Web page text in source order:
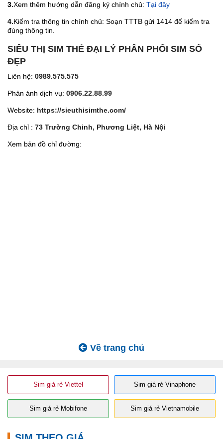
3.Xem thêm hướng dẫn đăng ký chính chủ: Tại đây
4.Kiểm tra thông tin chính chủ: Soạn TTTB gửi 1414 để kiểm tra
đúng thông tin.
SIÊU THỊ SIM THẺ ĐẠI LÝ PHÂN PHỐI SIM SỐ
ĐẸP
Liên hệ: 0989.575.575
Phản ánh dịch vụ: 0906.22.88.99
Website: https://sieuthisimthe.com/
Địa chỉ : 73 Trường Chinh, Phương Liệt, Hà Nội
Xem bản đồ chỉ đường:
Về trang chủ
Sim giá rẻ Viettel Sim giá rẻ Vinaphone
Sim giá rẻ Mobifone Sim giá rẻ Vietnamobile